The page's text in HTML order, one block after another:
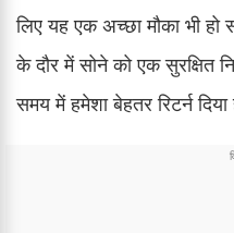
लिए यह एक अच्छा मौका भी हो
के दौर में सोने को एक सुरक्षित
समय में हमेशा बेहतर रिटर्न दिया